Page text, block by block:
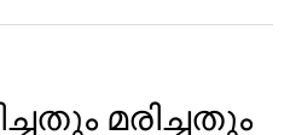
മരിച്ചതും